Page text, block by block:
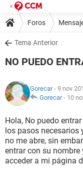
Foros
Tema Anterior
NO PUEDO
Gorecar- 9 nov
Gorecar- 10
Hola, No puedo
los pasos necesarios
no me abre, sin
entrar con su nombre
acceder a mi página